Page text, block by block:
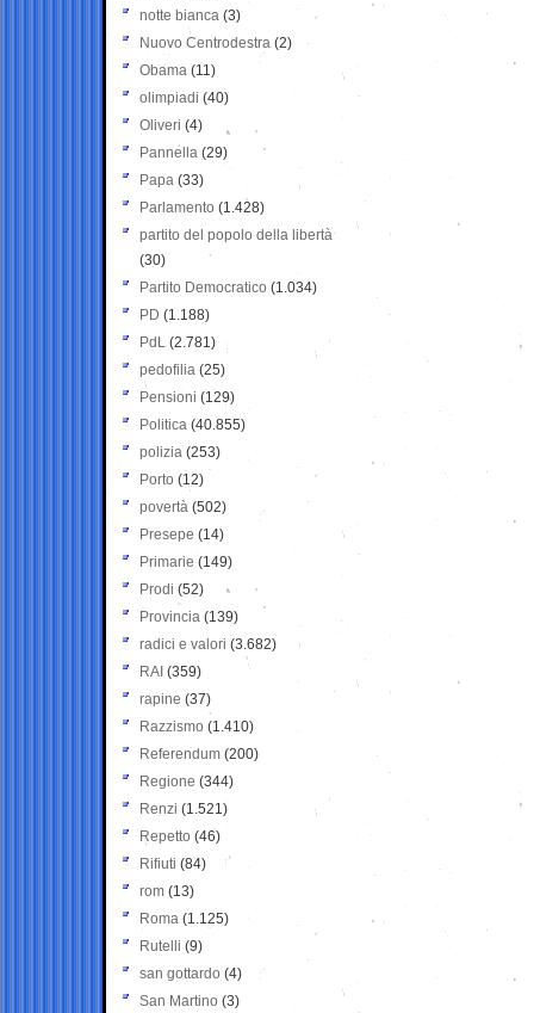
notte bianca (3)
Nuovo Centrodestra (2)
Obama (11)
olimpiadi (40)
Oliveri (4)
Pannella (29)
Papa (33)
Parlamento (1.428)
partito del popolo della libertà
(30)
Partito Democratico (1.034)
PD (1.188)
PdL (2.781)
pedofilia (25)
Pensioni (129)
Politica (40.855)
polizia (253)
Porto (12)
povertà (502)
Presepe (14)
Primarie (149)
Prodi (52)
Provincia (139)
radici e valori (3.682)
RAI (359)
rapine (37)
Razzismo (1.410)
Referendum (200)
Regione (344)
Renzi (1.521)
Repetto (46)
Rifiuti (84)
rom (13)
Roma (1.125)
Rutelli (9)
san gottardo (4)
San Martino (3)